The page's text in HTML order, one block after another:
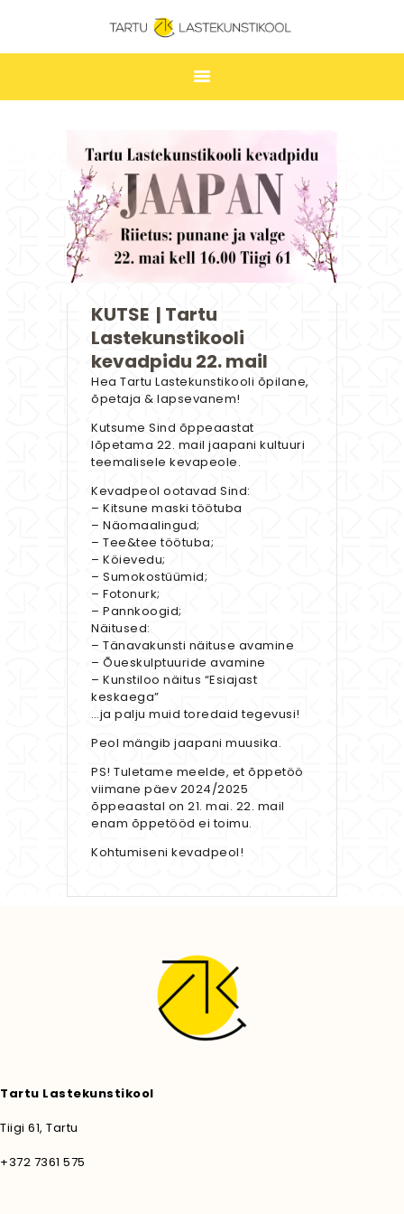
TARTU LASTEKUNSTIKOOL
UUDISED
ÕPPIMINE
TUNNIPLAAN
LASTEKUNSTIKOOL
JAKOBI GALERII
KONTAKT
STUUDIUM
KUTSE | Tartu
Lastekunstikooli
kevadpidu 22. mail
Hea Tartu Lastekunstikooli õpilane,
õpetaja & lapsevanem!
Kutsume Sind õppeaastat
lõpetama 22. mail jaapani kultuuri
teemalisele kevapeole.
Kevadpeol ootavad Sind:
– Kitsune maski töötuba
– Näomaalingud;
– Tee&tee töötuba;
– Köievedu;
– Sumokostüümid;
– Fotonurk;
– Pannkoogid;
Näitused:
– Tänavakunsti näituse avamine
– Õueskulptuuride avamine
– Kunstiloo näitus “Esiajast
keskaega”
…ja palju muid toredaid tegevusi!
Peol mängib jaapani muusika.
PS! Tuletame meelde, et õppetöö
viimane päev 2024/2025
õppeaastal on 21. mai. 22. mail
enam õppetööd ei toimu.
Kohtumiseni kevadpeol!
Tartu Lastekunstikool
Tiigi 61, Tartu
+372 7361 575